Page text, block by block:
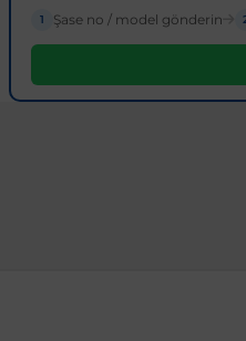
1 Şase no / model gönderin